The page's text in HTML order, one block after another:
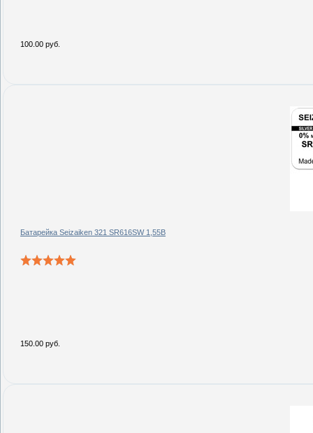
100.00 руб.
Батарейка Seizaiken 321 SR616SW 1,55В
150.00 руб.